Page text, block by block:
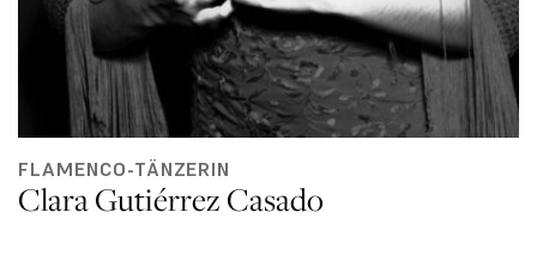
FLAMENCO-TÄNZERIN
Clara Gutiérrez Casado